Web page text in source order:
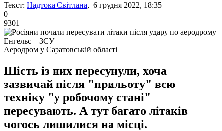
Текст: Надтока Світлана, 6 грудня 2022, 18:35
0
9301
Аеродром у Саратовській області
Шість із них пересунули, хоча
зазвичай після "прильоту" всю
техніку "у робочому стані"
пересувають. А тут багато літаків
чогось лишилися на місці.